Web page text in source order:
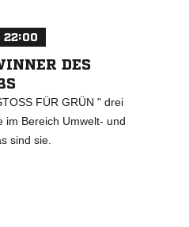
22:00
DES
FÜR GRÜN " drei
im Bereich Umwelt- und
sind sie.